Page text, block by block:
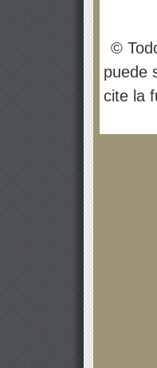
©
puede
cite la